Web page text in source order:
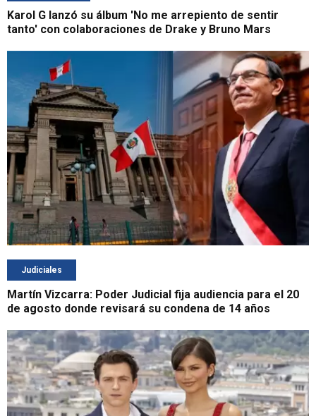
Karol G lanzó su álbum 'No me arrepiento de sentir
tanto' con colaboraciones de Drake y Bruno Mars
Judiciales
Martín Vizcarra: Poder Judicial fija audiencia para el 20
de agosto donde revisará su condena de 14 años